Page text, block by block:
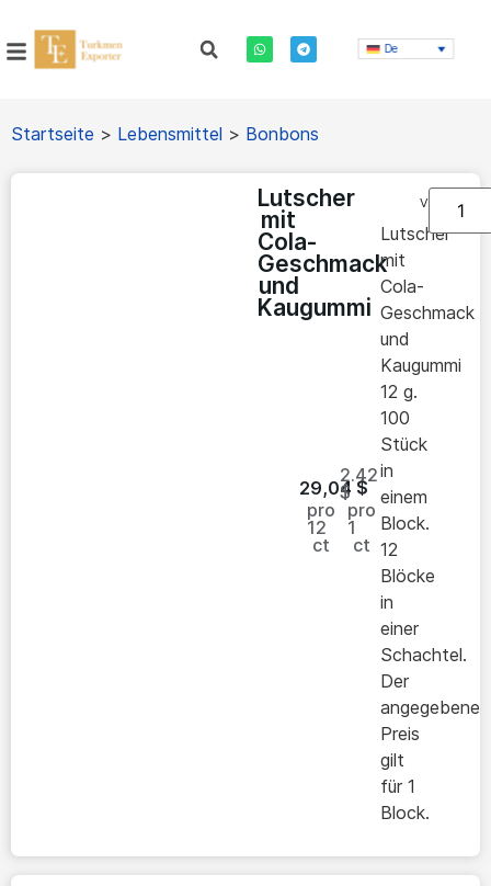
De
Startseite > Lebensmittel > Bonbons
Lutscher
mit
Cola-
Geschmack
und
Kaugummi
29,04$
pro
12
ct
2.42
$
pro
1
ct
Lutscher
mit
Cola-
Geschmack
und
Kaugummi
12 g.
100
Stück
in
einem
Block.
12
Blöcke
in
einer
Schachtel.
Der
angegebene
Preis
gilt
für 1
Block.
Vorrätig